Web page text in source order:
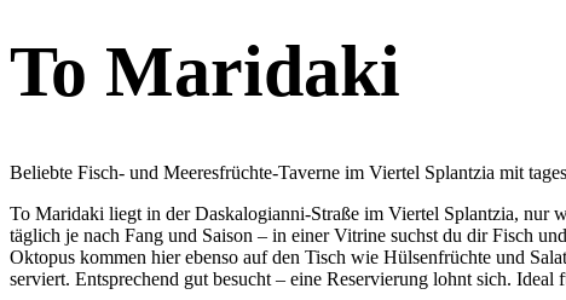
To Maridaki
Beliebte Fisch- und Meeresfrüchte-Taverne im Viertel Splantzia mit
To Maridaki liegt in der Daskalogianni-Straße im Viertel Splantzia, nur
täglich je nach Fang und Saison – in einer Vitrine suchst du dir Fisch
Oktopus kommen hier ebenso auf den Tisch wie Hülsenfrüchte und
serviert. Entsprechend gut besucht – eine Reservierung lohnt sich.